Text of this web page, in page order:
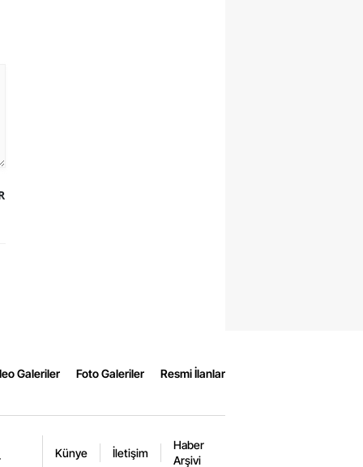
Galeriler Foto Galeriler Resmi İlanlar
Künye İletişim
Haber
Arşivi